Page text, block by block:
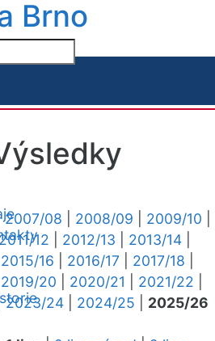
Brno
2007/08 2008/09 2009/10
12 2012/13 2013/14
2015/16 2016/17 2017/18
2019/20 2020/21 2021/22
2023/24 2024/25
2025/26